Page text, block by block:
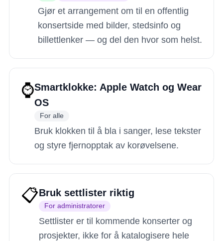
Gjør et arrangement om til en offentlig
konsertside med bilder, stedsinfo og
billettlenker — og del den hvor som helst.
⌚Smartklokke: Apple Watch og Wear
OS
For alle
Bruk klokken til å bla i sanger, lese tekster
og styre fjernopptak av korøvelsene.
📋Bruk settlister riktig
For administratorer
Settlister er til kommende konserter og
prosjekter, ikke for å katalogisere hele